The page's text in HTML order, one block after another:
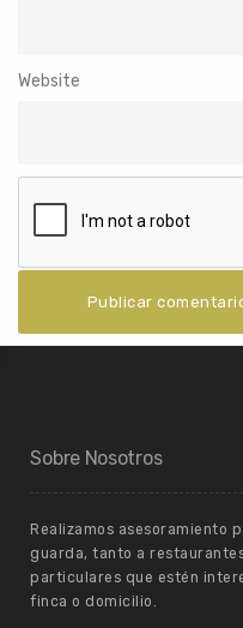
Website
Sobre Nosotros
Realizamos asesoramiento
guarda, tanto a
particulares que estén
finca o domicilio.